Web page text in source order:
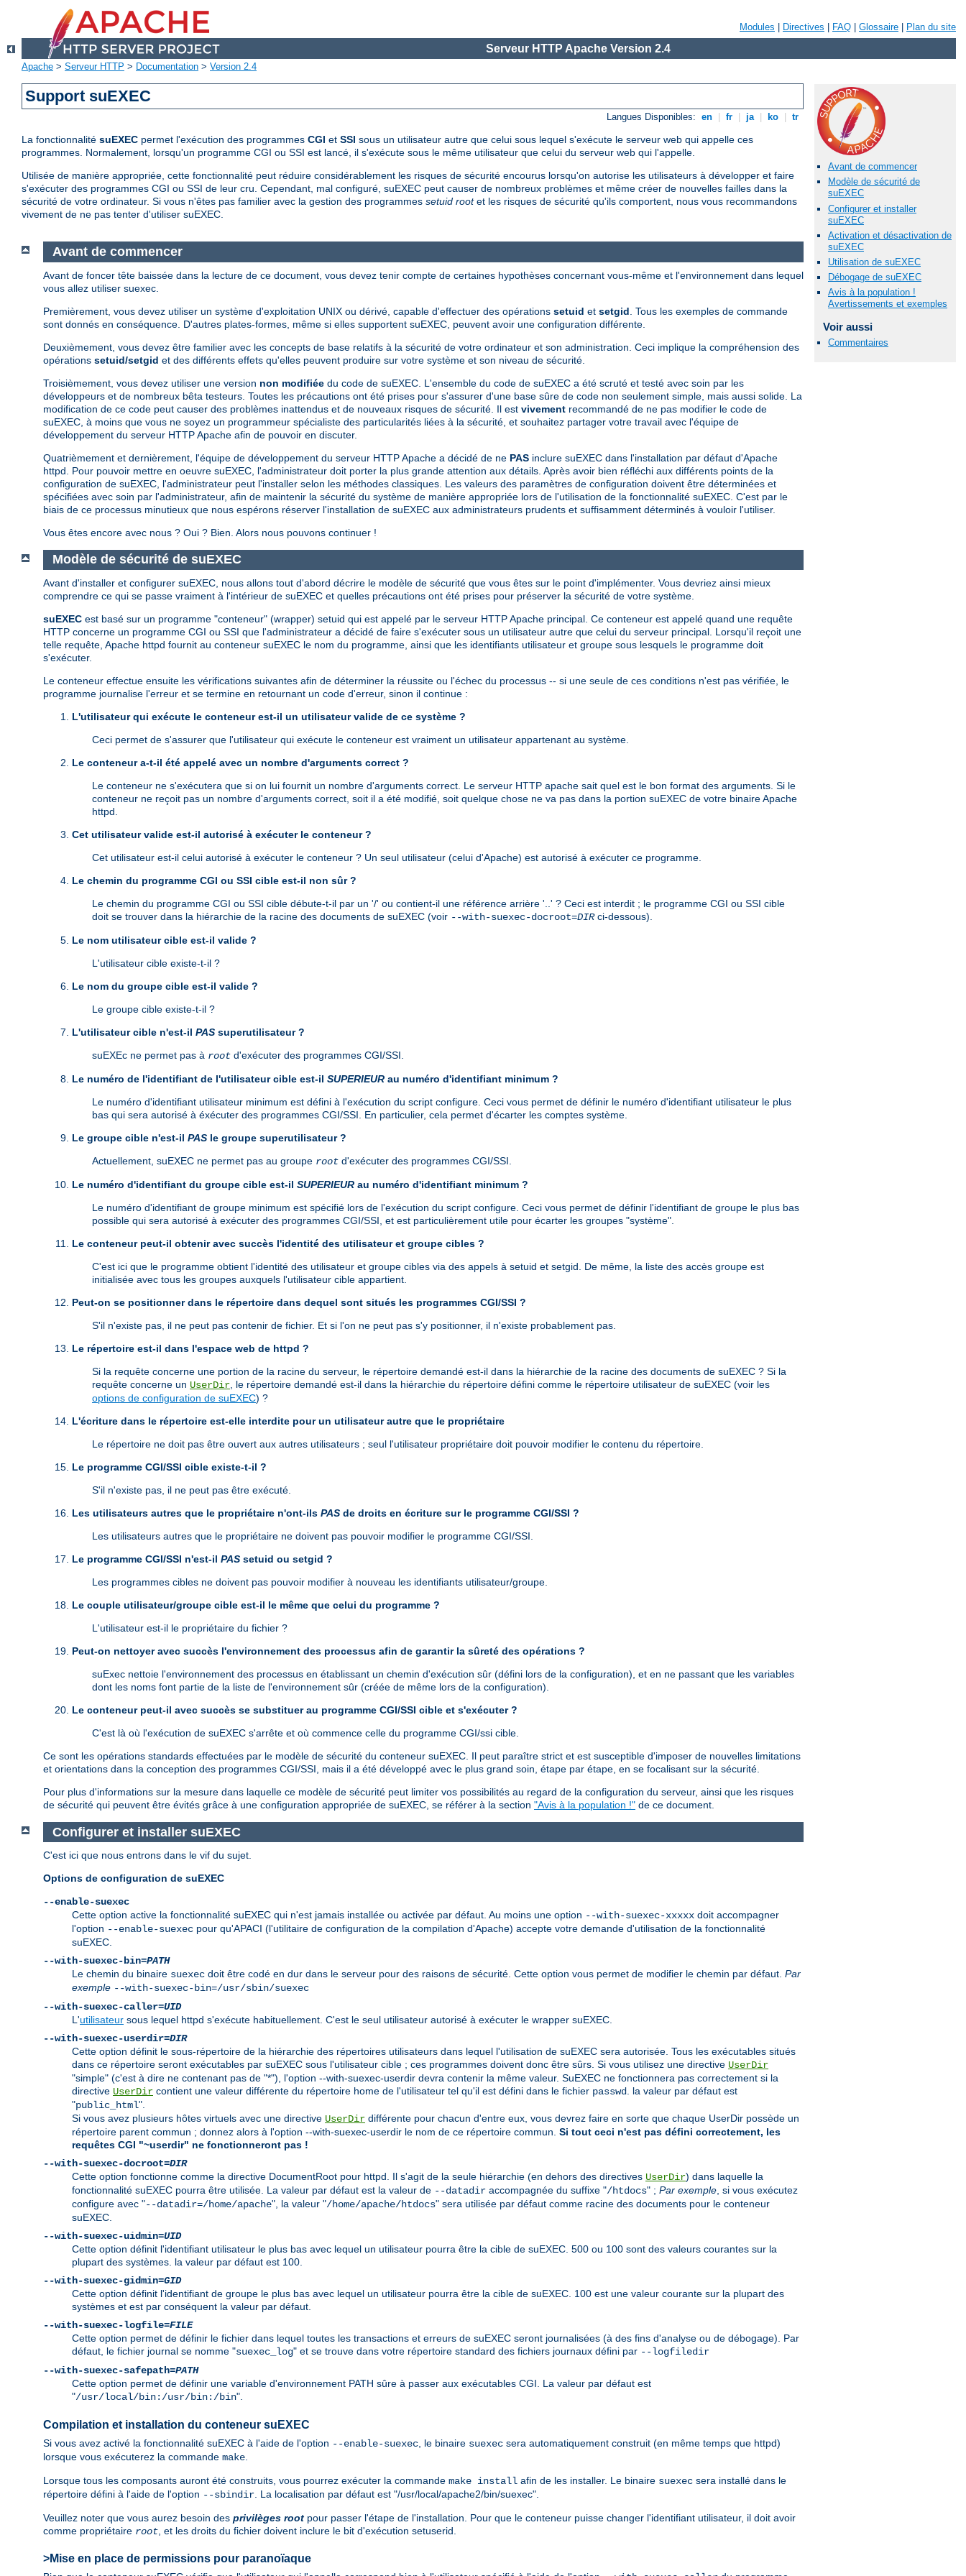
Modules Directives FAQ Glossaire Plan du site
Serveur HTTP Apache Version 2.4
Apache > Serveur HTTP > Documentation > Version 2.4
Support suEXEC
Langues Disponibles: en fr ja ko tr
La fonctionnalité suEXEC permet l'exécution des programmes CGI et SSI sous un utilisateur autre que celui sous lequel s'exécute le serveur web qui appelle ces
programmes. Normalement, lorsqu'un programme CGI ou SSI est lancé, il s'exécute sous le même utilisateur que celui du serveur web qui l'appelle.
Utilisée de manière appropriée, cette fonctionnalité peut réduire considérablement les risques de sécurité encourus lorsqu'on autorise les utilisateurs à développer et faire
s'exécuter des programmes CGI ou SSI de leur cru. Cependant, mal configuré, suEXEC peut causer de nombreux problèmes et même créer de nouvelles failles dans la
sécurité de votre ordinateur. Si vous n'êtes pas familier avec la gestion des programmes setuid rootet les risques de sécurité qu'ils comportent, nous vous recommandons
vivement de ne pas tenter d'utiliser suEXEC.
Avant de commencer
Modèle de sécurité de
suEXEC
Configurer et installer
suEXEC
Activation et désactivation de
suEXEC
Utilisation de suEXEC
Débogage de suEXEC
Avis à la population !
Avertissements et exemples
Voir aussi
Commentaires
Avant de commencer
Avant de foncer tête baissée dans la lecture de ce document, vous devez tenir compte de certaines hypothèses concernant vous-même et l'environnement dans lequel
vous allez utiliser suexec.
Premièrement, vous devez utiliser un système d'exploitation UNIX ou dérivé, capable d'effectuer des opérations setuid et setgid . Tous les exemples de commande
sont donnés en conséquence. D'autres plates-formes, même si elles supportent suEXEC, peuvent avoir une configuration différente.
Deuxièmement, vous devez être familier avec les concepts de base relatifs à la sécurité de votre ordinateur et son administration. Ceci implique la compréhension des
opérations setuid/setgid et des différents effets qu'elles peuvent produire sur votre système et son niveau de sécurité.
Troisièmement, vous devez utiliser une version non modifiée du code de suEXEC. L'ensemble du code de suEXEC a été scruté et testé avec soin par les
développeurs et de nombreux bêta testeurs. Toutes les précautions ont été prises pour s'assurer d'une base sûre de code non seulement simple, mais aussi solide. La
modification de ce code peut causer des problèmes inattendus et de nouveaux risques de sécurité. Il est vivement recommandé de ne pas modifier le code de
suEXEC, à moins que vous ne soyez un programmeur spécialiste des particularités liées à la sécurité, et souhaitez partager votre travail avec l'équipe de
développement du serveur HTTP Apache afin de pouvoir en discuter.
Quatrièmement et dernièrement, l'équipe de développement du serveur HTTP Apache a décidé de ne PAS inclure suEXEC dans l'installation par défaut d'Apache
httpd. Pour pouvoir mettre en oeuvre suEXEC, l'administrateur doit porter la plus grande attention aux détails. Après avoir bien réfléchi aux différents points de la
configuration de suEXEC, l'administrateur peut l'installer selon les méthodes classiques. Les valeurs des paramètres de configuration doivent être déterminées et
spécifiées avec soin par l'administrateur, afin de maintenir la sécurité du système de manière appropriée lors de l'utilisation de la fonctionnalité suEXEC. C'est par le
biais de ce processus minutieux que nous espérons réserver l'installation de suEXEC aux administrateurs prudents et suffisamment déterminés à vouloir l'utiliser.
Vous êtes encore avec nous ? Oui ? Bien. Alors nous pouvons continuer !
Modèle de sécurité de suEXEC
Avant d'installer et configurer suEXEC, nous allons tout d'abord décrire le modèle de sécurité que vous êtes sur le point d'implémenter. Vous devriez ainsi mieux
comprendre ce qui se passe vraiment à l'intérieur de suEXEC et quelles précautions ont été prises pour préserver la sécurité de votre système.
suEXEC est basé sur un programme "conteneur" (wrapper) setuid qui est appelé par le serveur HTTP Apache principal. Ce conteneur est appelé quand une requête
HTTP concerne un programme CGI ou SSI que l'administrateur a décidé de faire s'exécuter sous un utilisateur autre que celui du serveur principal. Lorsqu'il reçoit une
telle requête, Apache httpd fournit au conteneur suEXEC le nom du programme, ainsi que les identifiants utilisateur et groupe sous lesquels le programme doit
s'exécuter.
Le conteneur effectue ensuite les vérifications suivantes afin de déterminer la réussite ou l'échec du processus -- si une seule de ces conditions n'est pas vérifiée, le
programme journalise l'erreur et se termine en retournant un code d'erreur, sinon il continue :
L'utilisateur qui exécute le conteneur est-il un utilisateur valide de ce système ?
Ceci permet de s'assurer que l'utilisateur qui exécute le conteneur est vraiment un utilisateur appartenant au système.
Le conteneur a-t-il été appelé avec un nombre d'arguments correct ?
Le conteneur ne s'exécutera que si on lui fournit un nombre d'arguments correct. Le serveur HTTP apache sait quel est le bon format des arguments. Si le
conteneur ne reçoit pas un nombre d'arguments correct, soit il a été modifié, soit quelque chose ne va pas dans la portion suEXEC de votre binaire Apache
httpd.
Cet utilisateur valide est-il autorisé à exécuter le conteneur ?
Cet utilisateur est-il celui autorisé à exécuter le conteneur ? Un seul utilisateur (celui d'Apache) est autorisé à exécuter ce programme.
Le chemin du programme CGI ou SSI cible est-il non sûr ?
Le chemin du programme CGI ou SSI cible débute-t-il par un '/' ou contient-il une référence arrière '..' ? Ceci est interdit ; le programme CGI ou SSI cible
doit se trouver dans la hiérarchie de la racine des documents de suEXEC (voir --with-suexec-docroot=DIRci-dessous).
Le nom utilisateur cible est-il valide ?
L'utilisateur cible existe-t-il ?
Le nom du groupe cible est-il valide ?
Le groupe cible existe-t-il ?
L'utilisateur cible n'est-il PAS superutilisateur ?
suEXEc ne permet pas à root d'exécuter des programmes CGI/SSI.
Le numéro de l'identifiant de l'utilisateur cible est-il SUPERIEUR au numéro d'identifiant minimum ?
Le numéro d'identifiant utilisateur minimum est défini à l'exécution du script configure. Ceci vous permet de définir le numéro d'identifiant utilisateur le plus
bas qui sera autorisé à éxécuter des programmes CGI/SSI. En particulier, cela permet d'écarter les comptes système.
Le groupe cible n'est-il PAS le groupe superutilisateur ?
Actuellement, suEXEC ne permet pas au groupe root d'exécuter des programmes CGI/SSI.
Le numéro d'identifiant du groupe cible est-il SUPERIEUR au numéro d'identifiant minimum ?
Le numéro d'identifiant de groupe minimum est spécifié lors de l'exécution du script configure. Ceci vous permet de définir l'identifiant de groupe le plus bas
possible qui sera autorisé à exécuter des programmes CGI/SSI, et est particulièrement utile pour écarter les groupes "système".
Le conteneur peut-il obtenir avec succès l'identité des utilisateur et groupe cibles ?
C'est ici que le programme obtient l'identité des utilisateur et groupe cibles via des appels à setuid et setgid. De même, la liste des accès groupe est
initialisée avec tous les groupes auxquels l'utilisateur cible appartient.
Peut-on se positionner dans le répertoire dans dequel sont situés les programmes CGI/SSI ?
S'il n'existe pas, il ne peut pas contenir de fichier. Et si l'on ne peut pas s'y positionner, il n'existe probablement pas.
Le répertoire est-il dans l'espace web de httpd ?
Si la requête concerne une portion de la racine du serveur, le répertoire demandé est-il dans la hiérarchie de la racine des documents de suEXEC ? Si la
requête concerne un UserDir , le répertoire demandé est-il dans la hiérarchie du répertoire défini comme le répertoire utilisateur de suEXEC (voir les
options de configuration de suEXEC) ?
L'écriture dans le répertoire est-elle interdite pour un utilisateur autre que le propriétaire
Le répertoire ne doit pas être ouvert aux autres utilisateurs ; seul l'utilisateur propriétaire doit pouvoir modifier le contenu du répertoire.
Le programme CGI/SSI cible existe-t-il ?
S'il n'existe pas, il ne peut pas être exécuté.
Les utilisateurs autres que le propriétaire n'ont-ils PAS de droits en écriture sur le programme CGI/SSI ?
Les utilisateurs autres que le propriétaire ne doivent pas pouvoir modifier le programme CGI/SSI.
Le programme CGI/SSI n'est-il PAS setuid ou setgid ?
Les programmes cibles ne doivent pas pouvoir modifier à nouveau les identifiants utilisateur/groupe.
Le couple utilisateur/groupe cible est-il le même que celui du programme ?
L'utilisateur est-il le propriétaire du fichier ?
Peut-on nettoyer avec succès l'environnement des processus afin de garantir la sûreté des opérations ?
suExec nettoie l'environnement des processus en établissant un chemin d'exécution sûr (défini lors de la configuration), et en ne passant que les variables
dont les noms font partie de la liste de l'environnement sûr (créée de même lors de la configuration).
Le conteneur peut-il avec succès se substituer au programme CGI/SSI cible et s'exécuter ?
C'est là où l'exécution de suEXEC s'arrête et où commence celle du programme CGI/ssi cible.
Ce sont les opérations standards effectuées par le modèle de sécurité du conteneur suEXEC. Il peut paraître strict et est susceptible d'imposer de nouvelles limitations
et orientations dans la conception des programmes CGI/SSI, mais il a été développé avec le plus grand soin, étape par étape, en se focalisant sur la sécurité.
Pour plus d'informations sur la mesure dans laquelle ce modèle de sécurité peut limiter vos possibilités au regard de la configuration du serveur, ainsi que les risques
de sécurité qui peuvent être évités grâce à une configuration appropriée de suEXEC, se référer à la section "Avis à la population !" de ce document.
Configurer et installer suEXEC
C'est ici que nous entrons dans le vif du sujet.
Options de configuration de suEXEC
--enable-suexec
Cette option active la fonctionnalité suEXEC qui n'est jamais installée ou activée par défaut. Au moins une option --with-suexec-xxxxx doit accompagner
l'option --enable-suexec pour qu'APACI (l'utilitaire de configuration de la compilation d'Apache) accepte votre demande d'utilisation de la fonctionnalité
suEXEC.
--with-suexec-bin=PATH
Le chemin du binaire suexec doit être codé en dur dans le serveur pour des raisons de sécurité. Cette option vous permet de modifier le chemin par défaut. Par
exemple --with-suexec-bin=/usr/sbin/suexec
--with-suexec-caller=UID
L'utilisateur sous lequel httpd s'exécute habituellement. C'est le seul utilisateur autorisé à exécuter le wrapper suEXEC.
--with-suexec-userdir=DIR
Cette option définit le sous-répertoire de la hiérarchie des répertoires utilisateurs dans lequel l'utilisation de suEXEC sera autorisée. Tous les exécutables situés
dans ce répertoire seront exécutables par suEXEC sous l'utilisateur cible ; ces programmes doivent donc être sûrs. Si vous utilisez une directive UserDir
"simple" (c'est à dire ne contenant pas de "*"), l'option --with-suexec-userdir devra contenir la même valeur. SuEXEC ne fonctionnera pas correctement si la
directive UserDir contient une valeur différente du répertoire home de l'utilisateur tel qu'il est défini dans le fichier passwd. la valeur par défaut est
"public_html".
Si vous avez plusieurs hôtes virtuels avec une directive UserDir différente pour chacun d'entre eux, vous devrez faire en sorte que chaque UserDir possède un
répertoire parent commun ; donnez alors à l'option --with-suexec-userdir le nom de ce répertoire commun. Si tout ceci n'est pas défini correctement, les
requêtes CGI "~userdir" ne fonctionneront pas !
--with-suexec-docroot=DIR
Cette option fonctionne comme la directive DocumentRoot pour httpd. Il s'agit de la seule hiérarchie (en dehors des directives UserDir) dans laquelle la
fonctionnalité suEXEC pourra être utilisée. La valeur par défaut est la valeur de --datadir accompagnée du suffixe "/htdocs" ; Par exemple, si vous exécutez
configure avec "--datadir=/home/apache", la valeur "/home/apache/htdocs" sera utilisée par défaut comme racine des documents pour le conteneur
suEXEC.
--with-suexec-uidmin=UID
Cette option définit l'identifiant utilisateur le plus bas avec lequel un utilisateur pourra être la cible de suEXEC. 500 ou 100 sont des valeurs courantes sur la
plupart des systèmes. la valeur par défaut est 100.
--with-suexec-gidmin=GID
Cette option définit l'identifiant de groupe le plus bas avec lequel un utilisateur pourra être la cible de suEXEC. 100 est une valeur courante sur la plupart des
systèmes et est par conséquent la valeur par défaut.
--with-suexec-logfile=FILE
Cette option permet de définir le fichier dans lequel toutes les transactions et erreurs de suEXEC seront journalisées (à des fins d'analyse ou de débogage). Par
défaut, le fichier journal se nomme "suexec_log" et se trouve dans votre répertoire standard des fichiers journaux défini par --logfiledir
--with-suexec-safepath=PATH
Cette option permet de définir une variable d'environnement PATH sûre à passer aux exécutables CGI. La valeur par défaut est
"/usr/local/bin:/usr/bin:/bin".
Compilation et installation du conteneur suEXEC
Si vous avez activé la fonctionnalité suEXEC à l'aide de l'option --enable-suexec , le binaire suexec sera automatiquement construit (en même temps que httpd)
lorsque vous exécuterez la commande make
Lorsque tous les composants auront été construits, vous pourrez exécuter la commande make install afin de les installer. Le binaire suexec sera installé dans le
répertoire défini à l'aide de l'option --sbindir . La localisation par défaut est "/usr/local/apache2/bin/suexec".
Veuillez noter que vous aurez besoin des privilèges root pour passer l'étape de l'installation. Pour que le conteneur puisse changer l'identifiant utilisateur, il doit avoir
comme propriétaire root , et les droits du fichier doivent inclure le bit d'exécution setuserid.
>Mise en place de permissions pour paranoïaque